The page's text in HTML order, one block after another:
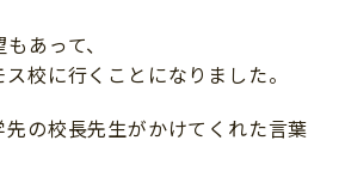
あって、
校に行くことになりました。
の校長先生がかけてくれた言葉